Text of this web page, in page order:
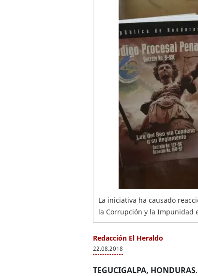
La iniciativa ha causado
la Corrupción y la Impunidad
Redacción El Heraldo
22.08.2018
TEGUCIGALPA, HONDURAS